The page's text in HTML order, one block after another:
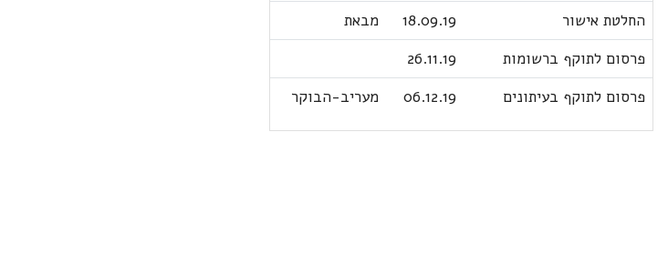
החלטת אישור
18.09.19
מבאת
פרסום לתוקף ברשומות
26.11.19
פרסום לתוקף בעיתונים
06.12.19 מעריב-הבוקר